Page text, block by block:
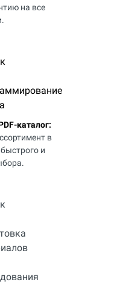
на все
каталог:
в
и